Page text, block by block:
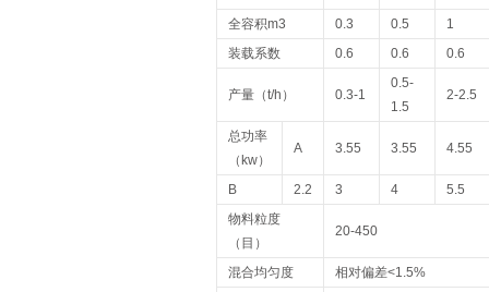
全容积m3
0.3 0.5
1
装载系数
0.6 0.6 0.6
产量（t/h） 0.3-1
0.5-
1.5
2-2.5
总功率
（kw）
A 3.55 3.55 4.55
B 2.2 3 4
5.5
物料粒度
（目）
20-450
混合均匀度
相对偏差<1.5%